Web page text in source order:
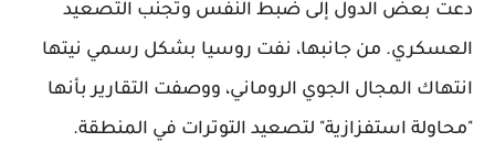
دعت بعض الدول إلى ضبط النفس وتجنب التصعيد
العسكري. من جانبها، نفت روسيا بشكل رسمي نيتها
انتهاك المجال الجوي الروماني، ووصفت التقارير بأنها
"محاولة استفزازية" لتصعيد التوترات في المنطقة.